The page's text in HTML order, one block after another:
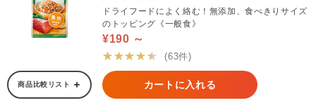
ドライフードによく絡む！無添加、食べきりサイズ
のトッピング《一般食》
¥190 ～
★★★★★
(63件)
商品比較リスト カートに入れる